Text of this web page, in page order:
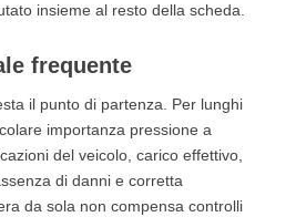
insieme al resto della scheda.
frequente
il punto di partenza. Per lunghi
importanza pressione a
del veicolo, carico effettivo,
di danni e corretta
da sola non compensa controlli